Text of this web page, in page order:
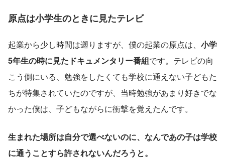
原点は小学生のときに見たテレビ
起業から少し時間は遡りますが、僕の起業の原点は、 小学
5年生の時に見たドキュメンタリー番組です。テレビの向
こう側にいる、勉強をしたくても学校に通えない子どもた
ちが特集されていたのですが、当時勉強があまり好きでな
かった僕は、子どもながらに衝撃を覚えたんです。
生まれた場所は自分で選べないのに、なんであの子は学校
に通うことすら許されないんだろうと。